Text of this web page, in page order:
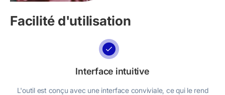
Facilité d'utilisation
Interface intuitive
L'outil est conçu avec une interface conviviale, ce qui le rend